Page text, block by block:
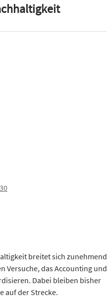
breitet sich zunehmend
Versuche, das Accounting und
Dabei bleiben bisher
auf der Strecke.